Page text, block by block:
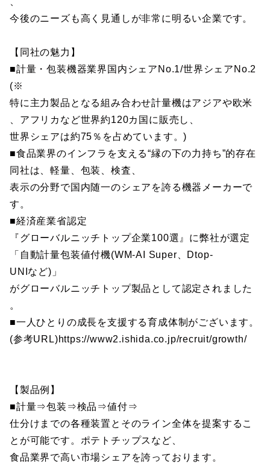
今後のニーズも高く見通しが非常に明るい企業です。
【同社の魅力】
■計量・包装機器業界国内シェアNo.1/世界シェアNo.2
(※
特に主力製品となる組み合わせ計量機はアジアや欧米
、アフリカなど世界約120カ国に販売し、
世界シェアは約75％を占めています。)
■食品業界のインフラを支える“縁の下の力持ち”的存在
同社は、軽量、包装、検査、
表示の分野で国内随一のシェアを誇る機器メーカーで
す。
■経済産業省認定
『グローバルニッチトップ企業100選』に弊社が選定
「自動計量包装値付機(WM-AI Super、Dtop-
UNIなど)」
がグローバルニッチトップ製品として認定されました
。
■一人ひとりの成長を支援する育成体制がございます。
(参考URL)https://www2.ishida.co.jp/recruit/growth/
【製品例】
■計量⇒包装⇒検品⇒値付⇒
仕分けまでの各種装置とそのライン全体を提案するこ
とが可能です。ポテトチップスなど、
食品業界で高い市場シェアを誇っております。